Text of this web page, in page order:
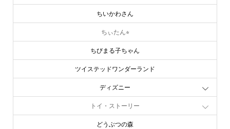
ちいかわさん
ちぃたん⭐︎
ちびまる子ちゃん
ツイステッドワンダーランド
ディズニー
トイ・ストーリー
どうぶつの森